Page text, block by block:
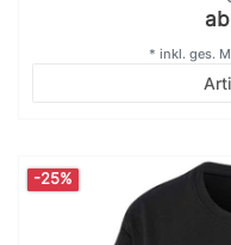
* inkl. ges.
-25%